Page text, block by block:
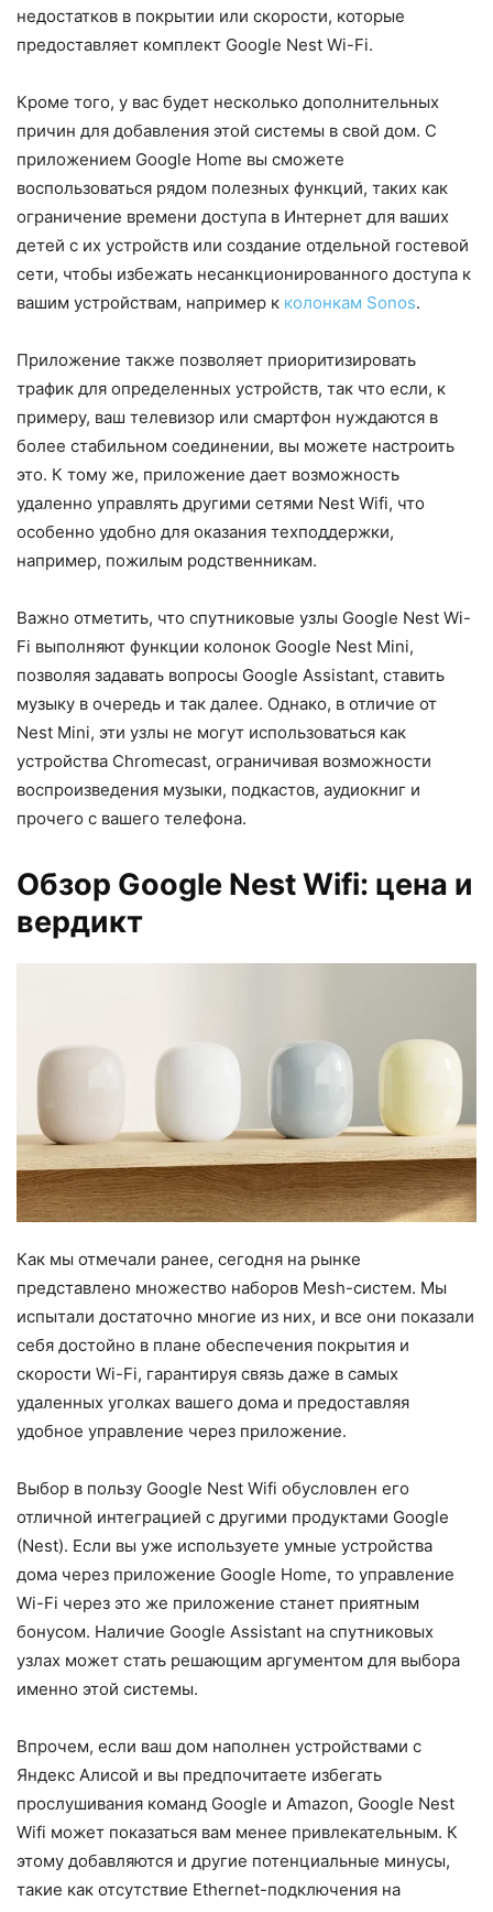
недостатков в покрытии или скорости, которые
предоставляет комплект Google Nest Wi-Fi.
Кроме того, у вас будет несколько дополнительных
причин для добавления этой системы в свой дом. С
приложением Google Home вы сможете
воспользоваться рядом полезных функций, таких как
ограничение времени доступа в Интернет для ваших
детей с их устройств или создание отдельной гостевой
сети, чтобы избежать несанкционированного доступа к
вашим устройствам, например к колонкам Sonos.
Приложение также позволяет приоритизировать
трафик для определенных устройств, так что если, к
примеру, ваш телевизор или смартфон нуждаются в
более стабильном соединении, вы можете настроить
это. К тому же, приложение дает возможность
удаленно управлять другими сетями Nest Wifi, что
особенно удобно для оказания техподдержки,
например, пожилым родственникам.
Важно отметить, что спутниковые узлы Google Nest Wi-
Fi выполняют функции колонок Google Nest Mini,
позволяя задавать вопросы Google Assistant, ставить
музыку в очередь и так далее. Однако, в отличие от
Nest Mini, эти узлы не могут использоваться как
устройства Chromecast, ограничивая возможности
воспроизведения музыки, подкастов, аудиокниг и
прочего с вашего телефона.
Обзор Google Nest Wifi: цена и
вердикт
Как мы отмечали ранее, сегодня на рынке
представлено множество наборов Mesh-систем. Мы
испытали достаточно многие из них, и все они показали
себя достойно в плане обеспечения покрытия и
скорости Wi-Fi, гарантируя связь даже в самых
удаленных уголках вашего дома и предоставляя
удобное управление через приложение.
Выбор в пользу Google Nest Wifi обусловлен его
отличной интеграцией с другими продуктами Google
(Nest). Если вы уже используете умные устройства
дома через приложение Google Home, то управление
Wi-Fi через это же приложение станет приятным
бонусом. Наличие Google Assistant на спутниковых
узлах может стать решающим аргументом для выбора
именно этой системы.
Впрочем, если ваш дом наполнен устройствами с
Яндекс Алисой и вы предпочитаете избегать
прослушивания команд Google и Amazon, Google Nest
Wifi может показаться вам менее привлекательным. К
этому добавляются и другие потенциальные минусы,
такие как отсутствие Ethernet-подключения на